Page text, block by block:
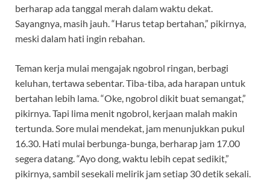
berharap ada tanggal merah dalam waktu dekat.
Sayangnya, masih jauh. “Harus tetap bertahan,” pikirnya,
meski dalam hati ingin rebahan.
Teman kerja mulai mengajak ngobrol ringan, berbagi
keluhan, tertawa sebentar. Tiba-tiba, ada harapan untuk
bertahan lebih lama. “Oke, ngobrol dikit buat semangat,”
pikirnya. Tapi lima menit ngobrol, kerjaan malah makin
tertunda. Sore mulai mendekat, jam menunjukkan pukul
16.30. Hati mulai berbunga-bunga, berharap jam 17.00
segera datang. “Ayo dong, waktu lebih cepat sedikit,”
pikirnya, sambil sesekali melirik jam setiap 30 detik sekali.